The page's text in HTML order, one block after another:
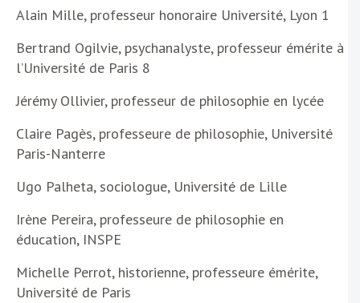
Alain Mille, professeur honoraire Université, Lyon 1
Bertrand Ogilvie, psychanalyste, professeur émérite à
l’Université de Paris 8
Jérémy Ollivier, professeur de philosophie en lycée
Claire Pagès, professeure de philosophie, Université
Paris-Nanterre
Ugo Palheta, sociologue, Université de Lille
Irène Pereira, professeure de philosophie en
éducation, INSPE
Michelle Perrot, historienne, professeure émérite,
Université de Paris